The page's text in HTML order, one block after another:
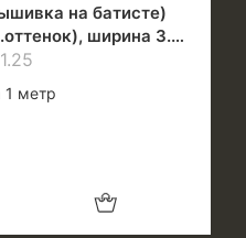
на батисте)
ширина 3.0
1 метр
Добавить в корзину